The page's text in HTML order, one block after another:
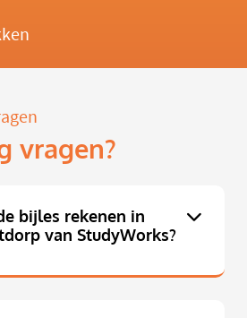
vragen?
bijles rekenen in
van StudyWorks?